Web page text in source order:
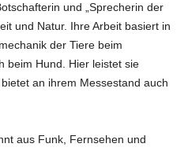
und „Sprecherin der
und Natur. Ihre Arbeit basiert in
der Tiere beim
beim Hund. Hier leistet sie
an ihrem Messestand auch
aus Funk, Fernsehen und